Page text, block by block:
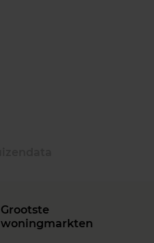
Grootste
woningmarkten